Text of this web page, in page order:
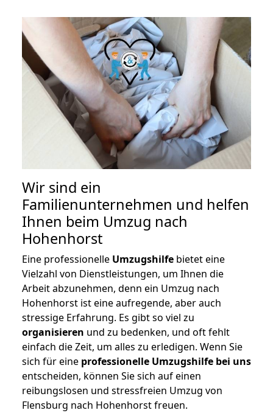
Wir sind ein
Familienunternehmen und helfen
Ihnen beim Umzug nach
Hohenhorst
Eine professionelle Umzugshilfe bietet eine
Vielzahl von Dienstleistungen, um Ihnen die
Arbeit abzunehmen, denn ein Umzug nach
Hohenhorst ist eine aufregende, aber auch
stressige Erfahrung. Es gibt so viel zu
organisieren und zu bedenken, und oft fehlt
einfach die Zeit, um alles zu erledigen. Wenn Sie
sich für eine professionelle Umzugshilfe bei uns
entscheiden, können Sie sich auf einen
reibungslosen und stressfreien Umzug von
Flensburg nach Hohenhorst freuen.